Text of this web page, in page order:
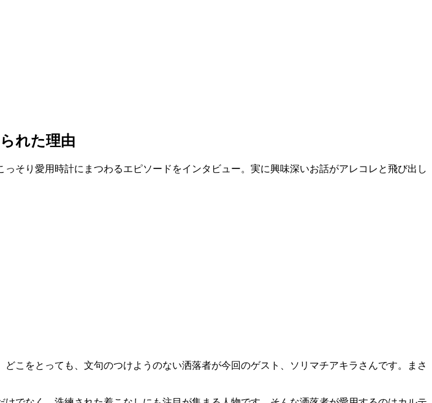
れた理由
そり愛用時計にまつわるエピソードをインタビュー。実に興味深いお話がアレコレと飛び出し
こをとっても、文句のつけようのない洒落者が今回のゲスト、ソリマチアキラさんです。まさ